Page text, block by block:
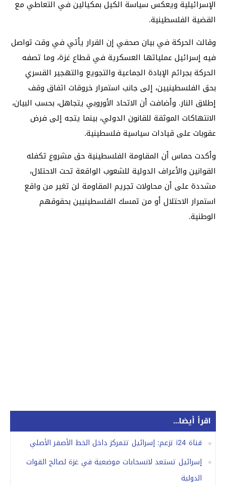
الإسرائيلية ويعكس سياسة الكيل بمكيالين في التعاطي مع
القضية الفلسطينية.
وقالت الحركة في بيان صحفي إن القرار يأتي في وقت تواصل
فيه إسرائيل عملياتها العسكرية في قطاع غزة، وما تصفه
الحركة بجرائم الإبادة الجماعية والتجويع والتهجير القسري
بحق الفلسطينيين، إلى جانب استمرار خروقات اتفاق وقف
إطلاق النار. وأضافت أن الاتحاد الأوروبي يتجاهل، بحسب البيان،
الانتهاكات الموثقة للقانون الدولي، بينما يتجه إلى فرض
عقوبات على قيادات سياسية فلسطينية.
وأكدت حماس أن المقاومة الفلسطينية حق مشروع تكفله
القوانين والأعراف الدولية للشعوب الواقعة تحت الاحتلال،
مشددة على أن محاولات تجريم المقاومة لن تغير من واقع
استمرار الاحتلال أو من تمسك الفلسطينيين بحقوقهم
الوطنية.
اقرأ أيضا...
قناة i24 تزعم: إسرائيل تتمركز داخل الخط الأصفر الأصلي
إسرائيل تستعد لانسحابات موضعية في غزة لصالح القوات
الدولية